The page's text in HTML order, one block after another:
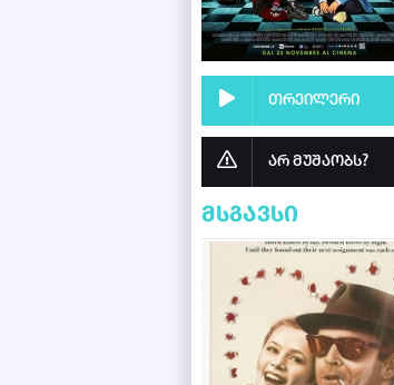
თრეილერი
არ მუშაობს?
მსგავსი